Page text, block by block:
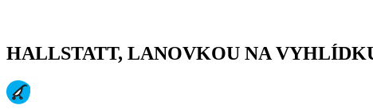
HALLSTATT, LANOVKOU NA